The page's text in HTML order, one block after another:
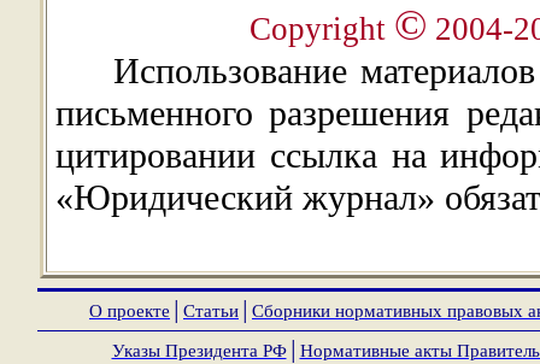
Copyright © 2004-
Использование
письменного разрешения
цитировании ссылка на
«Юридический журнал»
О проекте Статьи Сборники нормативных правовых
Указы Президента РФ│ Нормативные акты